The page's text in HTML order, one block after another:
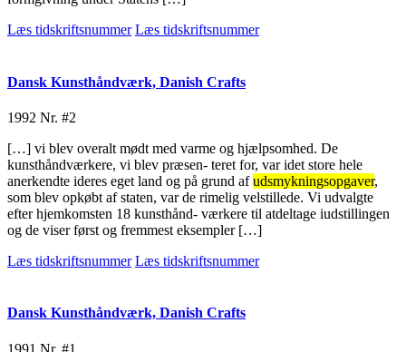
Læs tidskriftsnummer Læs tidskriftsnummer
Dansk Kunsthåndværk, Danish Crafts
1992 Nr. #2
[…] vi blev overalt mødt med varme og hjælpsomhed. De
kunsthåndværkere, vi blev præsen- teret for, var idet store hele
anerkendte ideres eget land og på grund afudsmykningsopgaver,
som blev opkøbt af staten, var de rimelig velstillede. Vi udvalgte
efter hjemkomsten 18 kunsthånd- værkere til atdeltage iudstillingen
og de viser først og fremmest eksempler […]
Læs tidskriftsnummer Læs tidskriftsnummer
Dansk Kunsthåndværk, Danish Crafts
1991 Nr. #1